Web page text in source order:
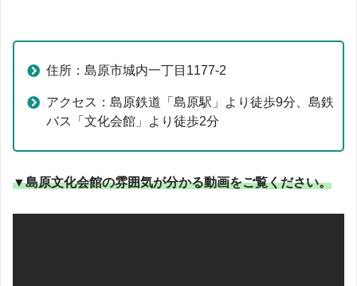
住所：島原市城内一丁目1177-2
アクセス：島原鉄道「島原駅」より徒歩9分、島鉄
バス「文化会館」より徒歩2分
▼島原文化会館の雰囲気が分かる動画をご覧ください。